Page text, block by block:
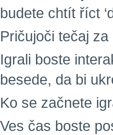
budete chtít říct
Pričujoči tečaj
Igrali boste
besede, da bi
Ko se začnete
Ves čas boste